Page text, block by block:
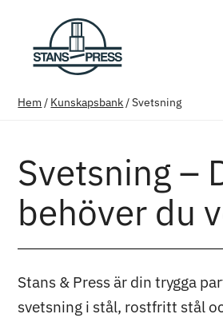
Hem/ Kunskapsbank/Svetsning
Svetsning –
behöver du
Stans & Press är din trygga
svetsning i stål, rostfritt stål